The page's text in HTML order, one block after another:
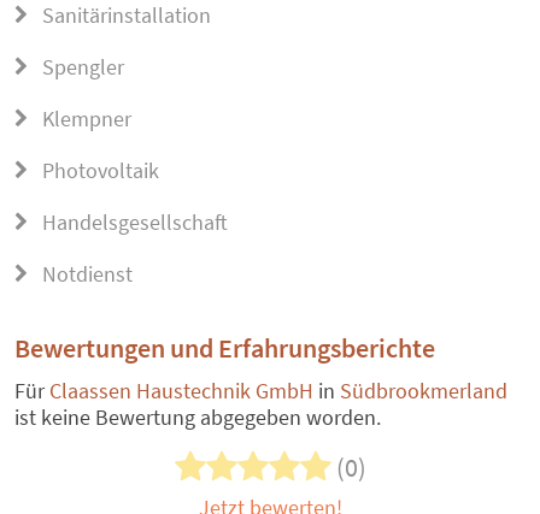
Sanitärinstallation
Spengler
Klempner
Photovoltaik
Handelsgesellschaft
Notdienst
Bewertungen und Erfahrungsberichte
FürClaassen Haustechnik GmbH in Südbrookmerland
ist keine Bewertung abgegeben worden.
(0)
Jetzt bewerten!